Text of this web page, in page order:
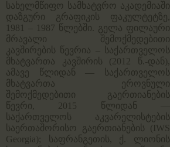
სახელმწიფო სამხატვრო აკადემიაში
დაზგური გრაფიკის ფაკულტეტზე,
1981 – 1987 წლებში. გელა ფილაური
მრავალი შემოქმედებითი
კავშირების წევრია – საქართველოს
მხატვართა კავშირის (2012 წ.-დან),
ამავე წლიდან — საქართველოს
მხატვართა ეროვნული
შემოქმედებითი გაერთიანების
წევრი, 2015 წლიდან —
საქართველოს აკვარელისტების
საერთაშორისო გაერთიანების (IWS
Georgia); საფრანგეთის, ქ. ლიონის